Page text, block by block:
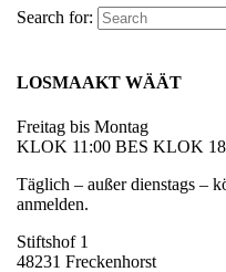
Search for:
LOSMAAKT WÄÄT
Freitag bis Montag
KLOK 11:00 BES KLOK
Täglich – außer dienstags –
anmelden.
Stiftshof 1
48231 Freckenhorst